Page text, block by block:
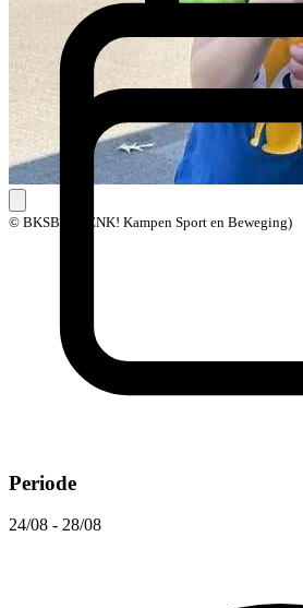
© BKSB (BOENK! Kampen Sport en Beweging)
Periode
24/08 - 28/08